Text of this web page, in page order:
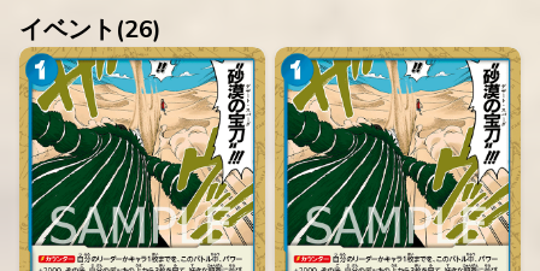
イベント(26)